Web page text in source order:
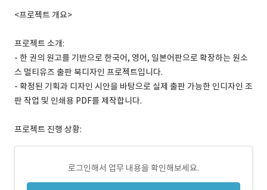
<프로젝트 개요>
프로젝트 소개:
- 한 권의 원고를 기반으로 한국어, 영어, 일본어판으로 확장하는 원소
스 멀티유즈 출판 북디자인 프로젝트입니다.
- 확정된 기획과 디자인 시안을 바탕으로 실제 출판 가능한 인디자인 조
판 작업 및 인쇄용 PDF를 제작합니다.
프로젝트 진행 상황:
로그인해서 업무 내용을 확인해보세요.